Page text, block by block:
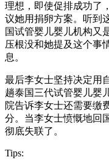
理想，即使促排成功了
议她用捐卵方案。听到
国试管婴儿婴儿机构又
压根没和她提及这个事
息。
最后李女士坚持决定用
趟泰国三代试管婴儿婴
院告诉李女士还需要缴
分。当李女士愤慨地回
彻底失联了。
Tips: